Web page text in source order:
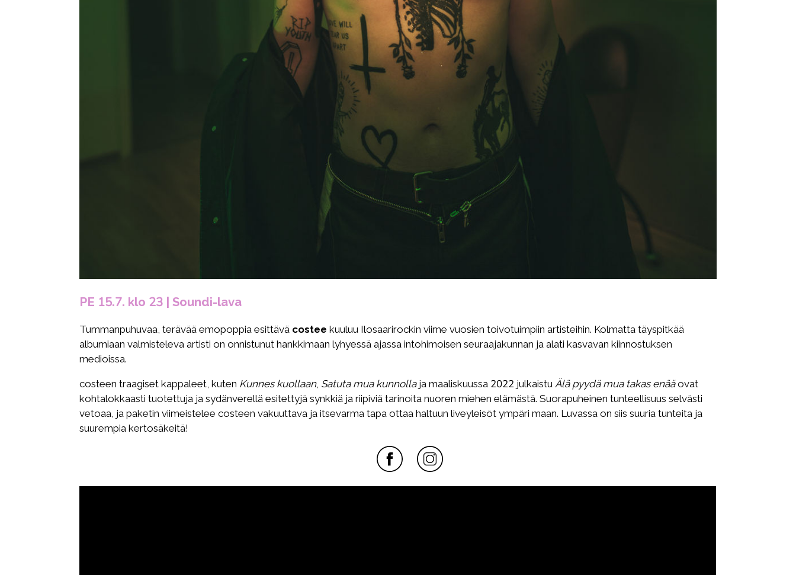
PE 15.7. klo 23 | Soundi-lava
Tummanpuhuvaa, terävää emopoppia esittävä costee kuuluu Ilosaarirockin viime vuosien toivotuimpiin artisteihin. Kolmatta täyspitkää
albumiaan valmisteleva artisti on onnistunut hankkimaan lyhyessä ajassa intohimoisen seuraajakunnan ja alati kasvavan kiinnostuksen
medioissa.
costeen traagiset kappaleet, kuten Kunnes kuollaan, Satuta mua kunnollaja maaliskuussa 2022 julkaistu Älä pyydä mua takas enääovat
kohtalokkaasti tuotettuja ja sydänverellä esitettyjä synkkiä ja riipiviä tarinoita nuoren miehen elämästä. Suorapuheinen tunteellisuus selvästi
vetoaa, ja paketin viimeistelee costeen vakuuttava ja itsevarma tapa ottaa haltuun liveyleisöt ympäri maan. Luvassa on siis suuria tunteita ja
suurempia kertosäkeitä!